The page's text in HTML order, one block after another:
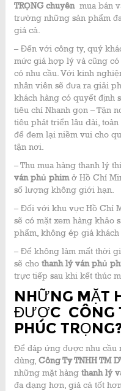
TRỌNG chuyên mua bán
trường những sản phẩm
giá cả.
– Đến với công ty, quý
mức giá hợp lý và cũng
có nhu cầu. Với kinh
nhân viên sẽ đưa ra giải
khách hàng có quyết định
tiêu chí Nhanh gọn – Tận
tiêu phát triển lâu dài,
để đem lại niềm vui cho
tận nơi.
– Thu mua hàng thanh lý
ván phủ phimở Hồ Chí
số lượng không giới hạn.
– Đối với khu vực Hồ Chí
sẽ có mặt xem hàng khảo
phẩm, không ép giá
– Để không làm mất thời
sẽ cho thanh lý ván phủ
trực tiếp sau khi kết thúc
NHỮNG MẶT
ĐƯỢC CÔNG
PHÚC
Để đáp ứng được nhu cầu
dùng, Công Ty TNHH TM
những mặt hàng thanh lý
đa dạng hơn, giá cả tốt